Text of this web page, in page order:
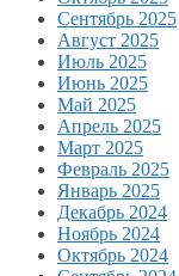
Сентябрь 2025
Август 2025
Июль 2025
Июнь 2025
Май 2025
Апрель 2025
Март 2025
Февраль 2025
Январь 2025
Декабрь 2024
Ноябрь 2024
Октябрь 2024